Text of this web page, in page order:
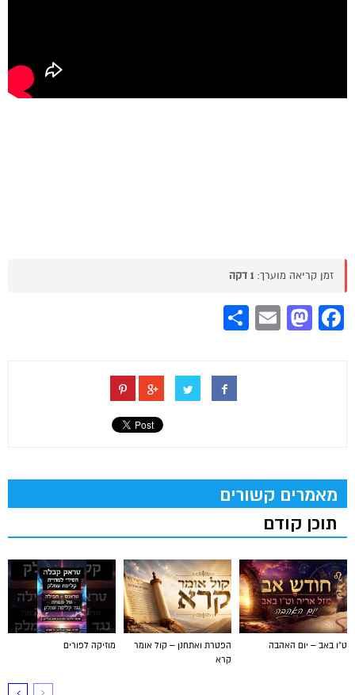
זמן קריאה מוערך: 1 דקה
Facebook
Mastodon
Email
מאמרים קשורים
תוכן קודם
מוזיקה לפורים
הפטרת ואתחנן – קול אומר
קרא
ט"ו באב – יום האהבה